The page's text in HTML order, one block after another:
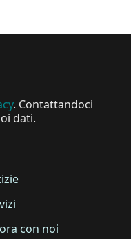
. Contattandoci
dati.
con noi